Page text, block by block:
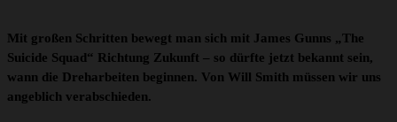
Mit großen Schritten bewegt man sich mit James Gunns „The
Suicide Squad“ Richtung Zukunft – so dürfte jetzt bekannt sein,
wann die Dreharbeiten beginnen. Von Will Smith müssen wir uns
angeblich verabschieden.